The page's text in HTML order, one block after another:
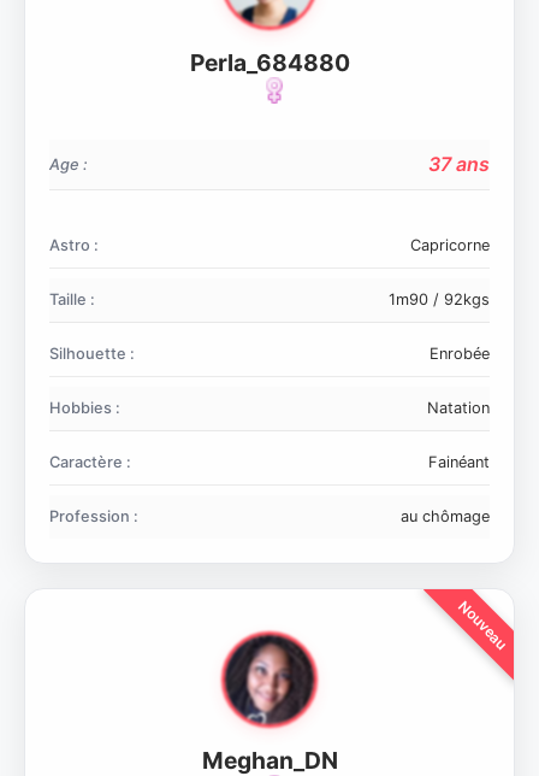
Perla_684880
Age : 37 ans
Astro : Capricorne
Taille : 1m90 / 92kgs
Silhouette : Enrobée
Hobbies : Natation
Caractère : Fainéant
Profession : au chômage
Meghan_DN